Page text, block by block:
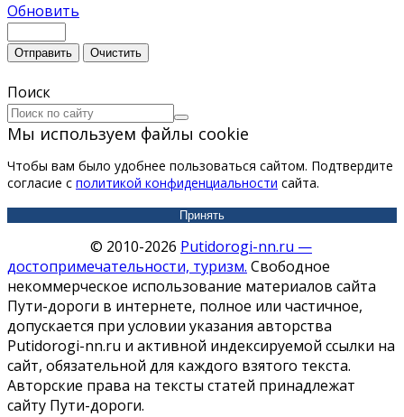
Обновить
Отправить Очистить
Поиск
Мы используем файлы cookie
Чтобы вам было удобнее пользоваться сайтом. Подтвердите
согласие с политикой конфиденциальности сайта.
Принять
© 2010-2026 Putidorogi-nn.ru —
достопримечательности, туризм. Свободное
некоммерческое использование материалов сайта
Пути-дороги в интернете, полное или частичное,
допускается при условии указания авторства
Putidorogi-nn.ru и активной индексируемой ссылки на
сайт, обязательной для каждого взятого текста.
Авторские права на тексты статей принадлежат
сайту Пути-дороги.